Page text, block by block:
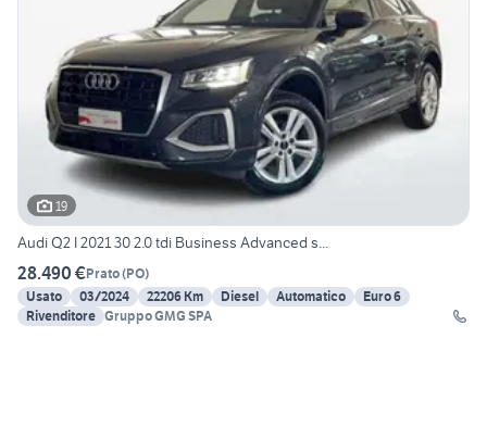
19
Audi Q2 I 2021 30 2.0 tdi Business Advanced s...
28.490 €Prato(PO)
Usato
03/2024 22206 Km Diesel Automatico
Euro 6
Rivenditore Gruppo GMG SPA